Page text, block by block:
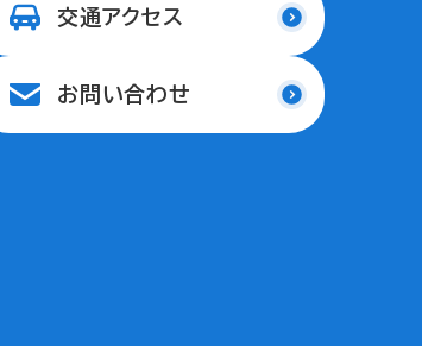
交通アクセス
お問い合わせ